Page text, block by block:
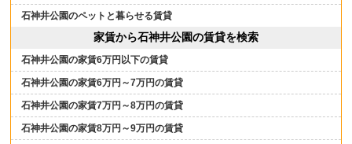
石神井公園のペットと暮らせる賃貸
家賃から石神井公園の賃貸を検索
石神井公園の家賃6万円以下の賃貸
石神井公園の家賃6万円～7万円の賃貸
石神井公園の家賃7万円～8万円の賃貸
石神井公園の家賃8万円～9万円の賃貸